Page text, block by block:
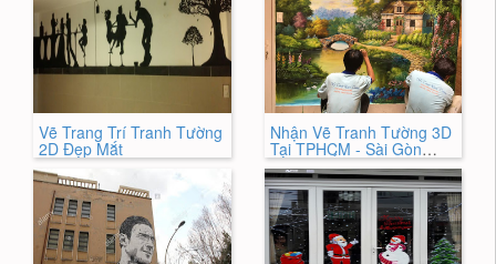
Vẽ Trang Trí Tranh Tường
2D Đẹp Mắt
Nhận Vẽ Tranh Tường 3D
Tại TPHCM - Sài Gòn
HÓT NHẤT